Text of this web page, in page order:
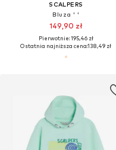
SCALPERS
Bluza ' '
149,90 zł
Pierwotnie: 195,46 zł
Ostatnia najniższa cena:138,49 zł